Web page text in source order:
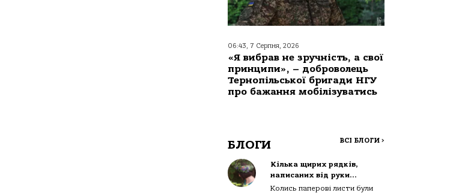
06:43, 7 Серпня, 2026
«Я вибрав не зручність, а свої
принципи», – доброволець
Тернопільської бригади НГУ
про бажання мобілізуватись
БЛОГИ ВСІ БЛОГИ >
Кілька щирих рядків,
написаних від руки…
Колись паперові листи були